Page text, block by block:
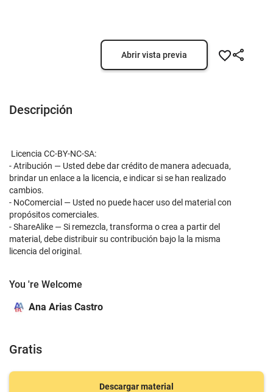
Abrir vista previa
Descripción
Licencia CC-BY-NC-SA:
- Atribución — Usted debe dar crédito de manera adecuada,
brindar un enlace a la licencia, e indicar si se han realizado
cambios.
- NoComercial — Usted no puede hacer uso del material con
propósitos comerciales.
- ShareAlike — Si remezcla, transforma o crea a partir del
material, debe distribuir su contribución bajo la la misma
licencia del original.
You 're Welcome
Ana Arias Castro
Gratis
Descargar material